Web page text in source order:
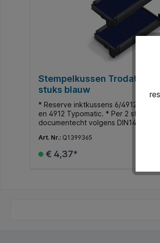
Stempelkussen Trodat
stuks blauw
* Reserve inktkussens 6/4912 voor
en 4912 Typomatic. * Per 2 stuks
documentecht volgens DIN14145-2.
Art. Nr.: Q1399365
€ 4,37*
In de